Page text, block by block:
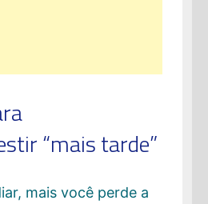
“mais tarde”
mais você perde a